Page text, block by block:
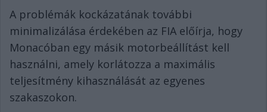
A problémák kockázatának további
minimalizálása érdekében az FIA előírja, hogy
Monacóban egy másik motorbeállítást kell
használni, amely korlátozza a maximális
teljesítmény kihasználását az egyenes
szakaszokon.